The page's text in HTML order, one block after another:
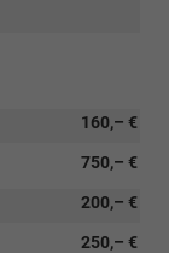
160,– €
750,– €
200,– €
250,– €